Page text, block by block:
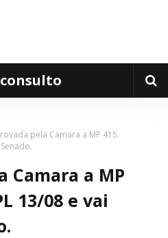
pela Camara a MP 415.
Camara a MP
13/08 e vai